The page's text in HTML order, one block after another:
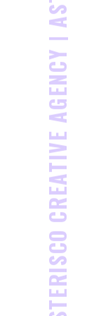
ASTERISCO CREATIVE AGENCY |